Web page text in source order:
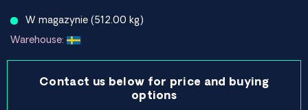
W magazynie (512.00 kg)
Warehouse:
Contact us below for price and buying
options